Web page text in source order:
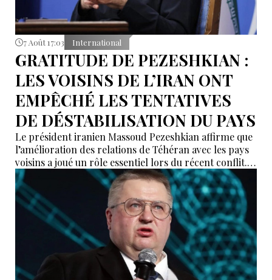
7 Août 17:03 International
GRATITUDE DE PEZESHKIAN :
LES VOISINS DE L’IRAN ONT
EMPÊCHÉ LES TENTATIVES
DE DÉSTABILISATION DU PAYS
Le président iranien Massoud Pezeshkian affirme que
l’amélioration des relations de Téhéran avec les pays
voisins a joué un rôle essentiel lors du récent conflit.
Selon lui, les États de la région auraient empêché des
tentatives d’infiltration et de troubles aux frontières
nord-ouest et sud-est de l’Iran.